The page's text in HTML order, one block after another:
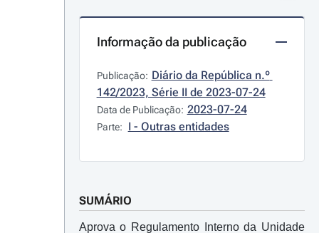
Informação da publicação
Publicação: Diário da República n.º
142/2023, Série II de 2023-07-24
Data de Publicação: 2023-07-24
Parte: I - Outras entidades
SUMÁRIO
Aprova o Regulamento Interno da Unidade